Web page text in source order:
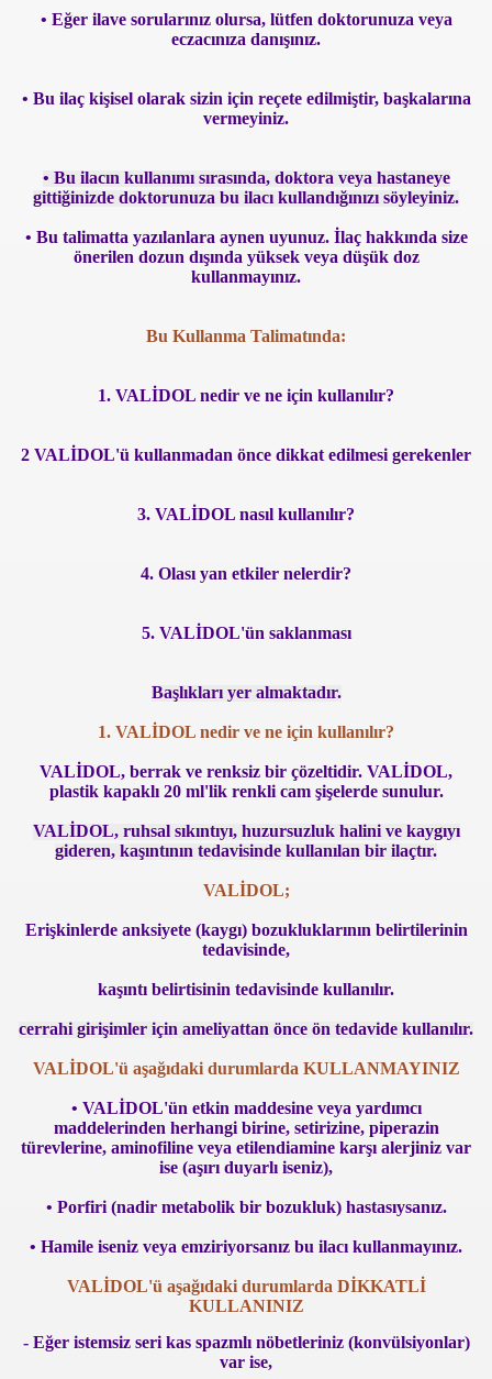
• Eğer ilave sorularınız olursa, lütfen doktorunuza veya
eczacınıza danışınız.
• Bu ilaç kişisel olarak sizin için reçete edilmiştir, başkalarına
vermeyiniz.
• Bu ilacın kullanımı sırasında, doktora veya hastaneye
gittiğinizde doktorunuza bu ilacı kullandığınızı söyleyiniz.
• Bu talimatta yazılanlara aynen uyunuz. İlaç hakkında size
önerilen dozun dışında yüksek veya düşük doz
kullanmayınız.
Bu Kullanma Talimatında:
1. VALİDOL nedir ve ne için kullanılır?
2 VALİDOL'ü kullanmadan önce dikkat edilmesi gerekenler
3. VALİDOL nasıl kullanılır?
4. Olası yan etkiler nelerdir?
5. VALİDOL'ün saklanması
Başlıkları yer almaktadır.
1. VALİDOL nedir ve ne için kullanılır?
VALİDOL, berrak ve renksiz bir çözeltidir. VALİDOL,
plastik kapaklı 20 ml'lik renkli cam şişelerde sunulur.
VALİDOL, ruhsal sıkıntıyı, huzursuzluk halini ve kaygıyı
gideren, kaşıntının tedavisinde kullanılan bir ilaçtır.
VALİDOL;
Erişkinlerde anksiyete (kaygı) bozukluklarının belirtilerinin
tedavisinde,
kaşıntı belirtisinin tedavisinde kullanılır.
cerrahi girişimler için ameliyattan önce ön tedavide kullanılır.
VALİDOL'ü aşağıdaki durumlarda KULLANMAYINIZ
• VALİDOL'ün etkin maddesine veya yardımcı
maddelerinden herhangi birine, setirizine, piperazin
türevlerine, aminofiline veya etilendiamine karşı alerjiniz var
ise (aşırı duyarlı iseniz),
• Porfiri (nadir metabolik bir bozukluk) hastasıysanız.
• Hamile iseniz veya emziriyorsanız bu ilacı kullanmayınız.
VALİDOL'ü aşağıdaki durumlarda DİKKATLİ
KULLANINIZ
- Eğer istemsiz seri kas spazmlı nöbetleriniz (konvülsiyonlar)
var ise,
açmak için 80 milyon dolar yatırdı
Eric Gerets, beyin kanaması geçirdiğini açıkladı.
Öztürk Yakaladı
Kaldı
Ortadan Kalkmış
birden “olmak” mümkün
Yazılı Tişörtle Çıktı
Kupadan Elendi